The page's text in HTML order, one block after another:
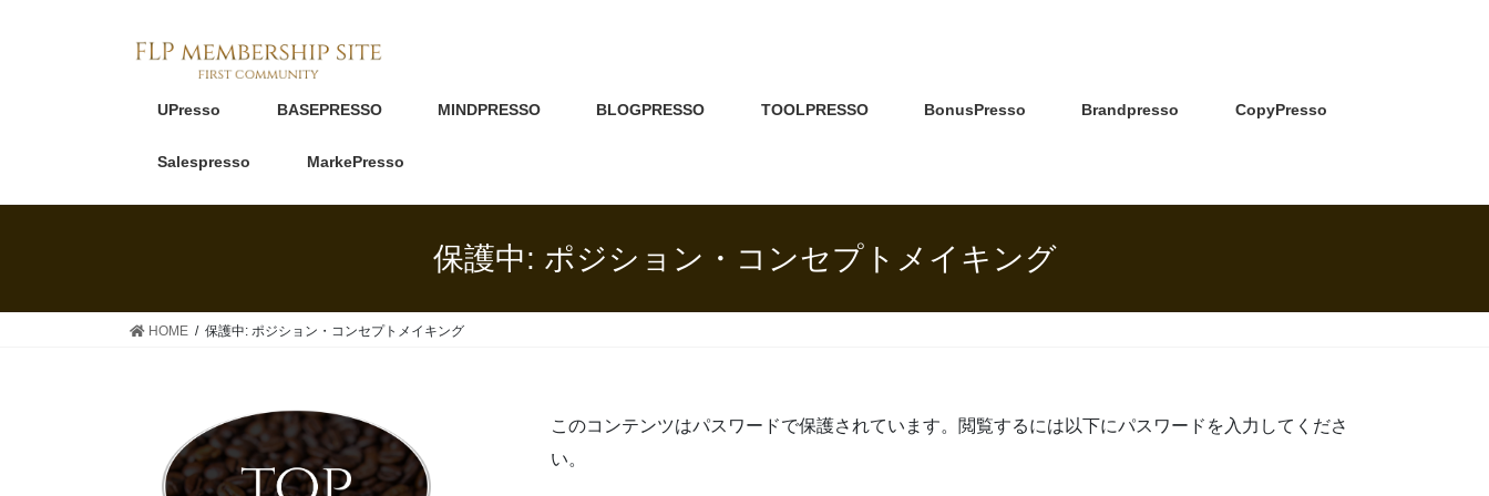
UPresso BASEPRESSO MINDPRESSO BLOGPRESSO TOOLPRESSO BonusPresso Brandpresso CopyPresso
Salespresso MarkePresso
保護中: ポジション・コンセプトメイキング
HOME 保護中: ポジション・コンセプトメイキング
このコンテンツはパスワードで保護されています。閲覧するには以下にパスワードを入力してくださ
い。